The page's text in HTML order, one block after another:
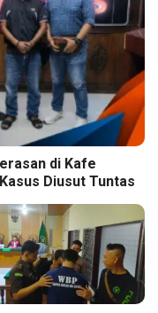
di Kafe
Diusut Tuntas